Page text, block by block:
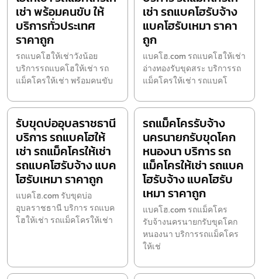
เช่า พร้อมคนขับ ให้
บริการทั่วประเทศ
ราคาถูก
รถแบคโฮให้เช่าวังน้อย
บริการรถแบคโฮให้เช่า รถ
แม็คโครให้เช่า พร้อมคนขับ
เช่า รถแบคโฮรับจ้าง
แบคโฮรับเหมา ราคา
ถูก
แบคโฮ.com รถแบคโฮให้เช่า
อ่างทองรับขุดสระ บริการรถ
แม็คโครให้เช่า รถแบคโ
รับขุดบ่ออุบลราชธานี
บริการ รถแบคโฮให้
เช่า รถแม็คโครให้เช่า
รถแบคโฮรับจ้าง แบค
โฮรับเหมา ราคาถูก
แบคโฮ.com รับขุดบ่อ
อุบลราชธานี บริการ รถแบค
โฮให้เช่า รถแม็คโครให้เช่า
รถแม็คโครรับจ้าง
นครนายกรับขุดโคก
หนองนา บริการ รถ
แม็คโครให้เช่า รถแบค
โฮรับจ้าง แบคโฮรับ
เหมา ราคาถูก
แบคโฮ.com รถแม็คโคร
รับจ้างนครนายกรับขุดโคก
หนองนา บริการรถแม็คโคร
ให้เช่